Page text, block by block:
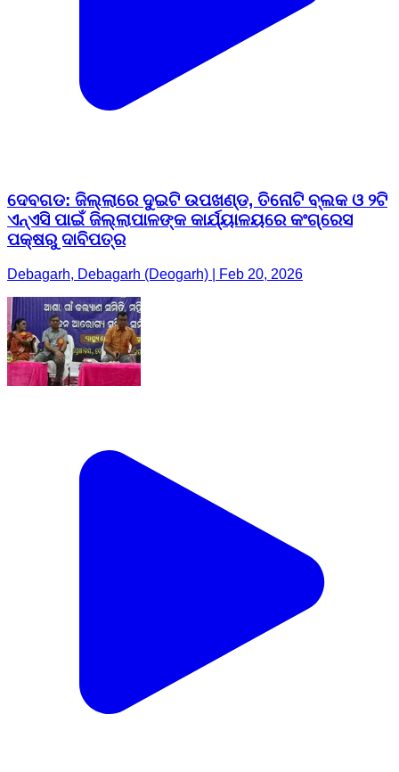
ଦେବଗଡ: ଜିଲ୍ଲାରେ ଦୁଇଟି ଉପଖଣ୍ଡ, ତିନୋଟି ବ୍ଲକ ଓ ୨ଟି
ଏନ୍‌ଏସି ପାଇଁ ଜିଲ୍ଲାପାଳଙ୍କ କାର୍ଯ୍ୟାଳୟରେ କଂଗ୍ରେସ
ପକ୍ଷରୁ ଦାବିପତ୍ର
Debagarh, Debagarh (Deogarh) | Feb 20, 2026